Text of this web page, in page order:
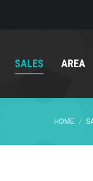
SALES AREA
You are
HOME